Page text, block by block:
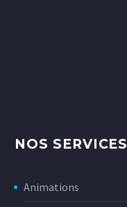
NOS SERVICES
Animations